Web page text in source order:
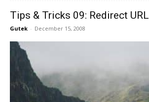
Tips & Tricks 09: Redirect URL
Gutek - December 15, 2008